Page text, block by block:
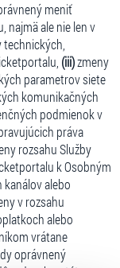
meniť
najmä ale nie len v
technických,
(iii)zmeny
parametrov siete
komunikačných
podmienok v
práva
rozsahu Služby
k Osobným
alebo
v rozsahu
alebo
vrátane
oprávnený